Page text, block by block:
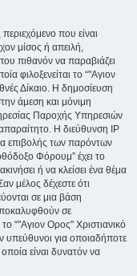
που είναι
μίσος ή απειλή,
πιθανόν να παραβιάζει
φιλοξενείται το “"Αγιον
Δίκαιο. Η δημοσίευση
άμεση και μόνιμη
Παροχής Υπηρεσιών
Η διεύθυνση IP
επιβολής των παρόντων
Φόρουμ” έχει το
ή να κλείσει ένα θέμα
μέλος δέχεστε ότι
σε μια βάση
σε
“"Αγιον Ορος" Χριστιανικό
για οποιαδήποτε
είναι δυνατόν να